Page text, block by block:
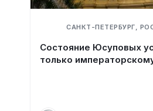
САНКТ-ПЕТЕРБУРГ,
Состояние Юсуповых
только